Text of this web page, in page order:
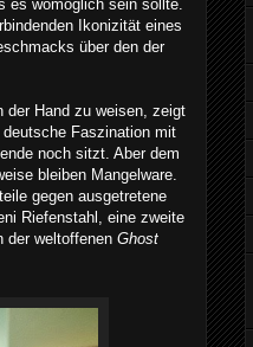
es womöglich sein sollte.
Ikonizität eines
über den der
Hand zu weisen, zeigt
Faszination mit
noch sitzt. Aber dem
bleiben Mangelware.
gegen ausgetretene
Riefenstahl, eine zweite
der weltoffenen Ghost